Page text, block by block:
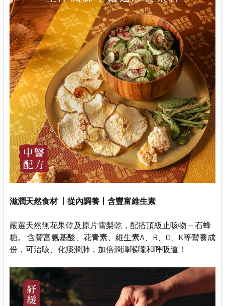
滋潤天然食材 丨從內調養丨含豐富維生素
嚴選天然無花果乾及原片雪梨乾，配搭頂級止咳物 ─ 石蜂
糖。 含豐富氨基酸、花青素、維生素A、B、C、K等營養成
份，可治咳、化痰潤肺，加倍潤澤喉嚨和呼吸道！